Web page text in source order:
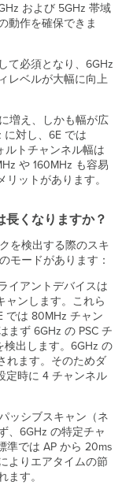
および 5GHz 帯域
動作を確保できま
て必須となり、6GHz
レベルが大幅に向上
増え、しかも幅が広
に対し、6E では
ルトチャンネル幅は
や 160MHz も容易
ットがあります。
長くなりますか？
を検出する際のスキ
モードがあります：
イアントデバイスは
ャンします。これら
では 80MHz チャン
まず 6GHz の PSC チ
検出します。6GHz の
れます。そのためダ
定時に 4 チャンネル
ッシブスキャン（ネ
、6GHz の特定チャ
準では AP から 20ms
よりエアタイムの節
ます。